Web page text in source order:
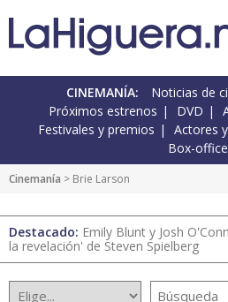
CINEMANÍA: Noticias de
Próximos estrenos
DVD
Festivales y premios
Actores
Box-office
Cinemanía > Brie Larson
Destacado: Emily Blunt y Josh
la revelación' de Steven Spielberg